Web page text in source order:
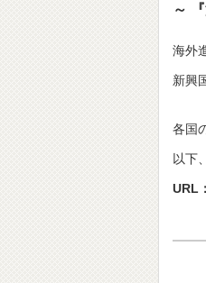
～
海外
新興
各国
以下
URL：